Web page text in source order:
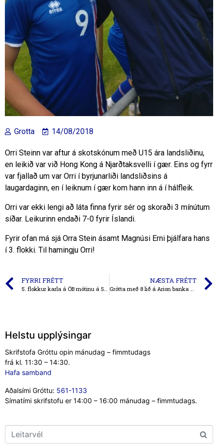
Grotta 14/08/2018
Orri Steinn var aftur á skotskónum með U15 ára landsliðinu,
en leikið var við Hong Kong á Njarðtaksvelli í gær. Eins og fyrr
var fjallað um var Orri í byrjunarliði landsliðsins á
laugardaginn, en í leiknum í gær kom hann inn á í hálfleik.
Orri var ekki lengi að láta finna fyrir sér og skoraði 3 mínútum
síðar. Leikurinn endaði 7-0 fyrir Íslandi.
Fyrir ofan má sjá Orra Stein ásamt Magnúsi Erni þjálfara hans
í 3. flokki. Til hamingju Orri!
FYRRI FRÉTT NÆSTA FRÉTT
Helstu upplýsingar
Skrifstofa Gróttu opin mánudag – fimmtudags
frá kl. 11:30 – 14:30.
Hafa samband
Aðalsími Gróttu: 561-1133
Símatími skrifstofu er 14:00 – 16:00 mánudag – fimmtudags.